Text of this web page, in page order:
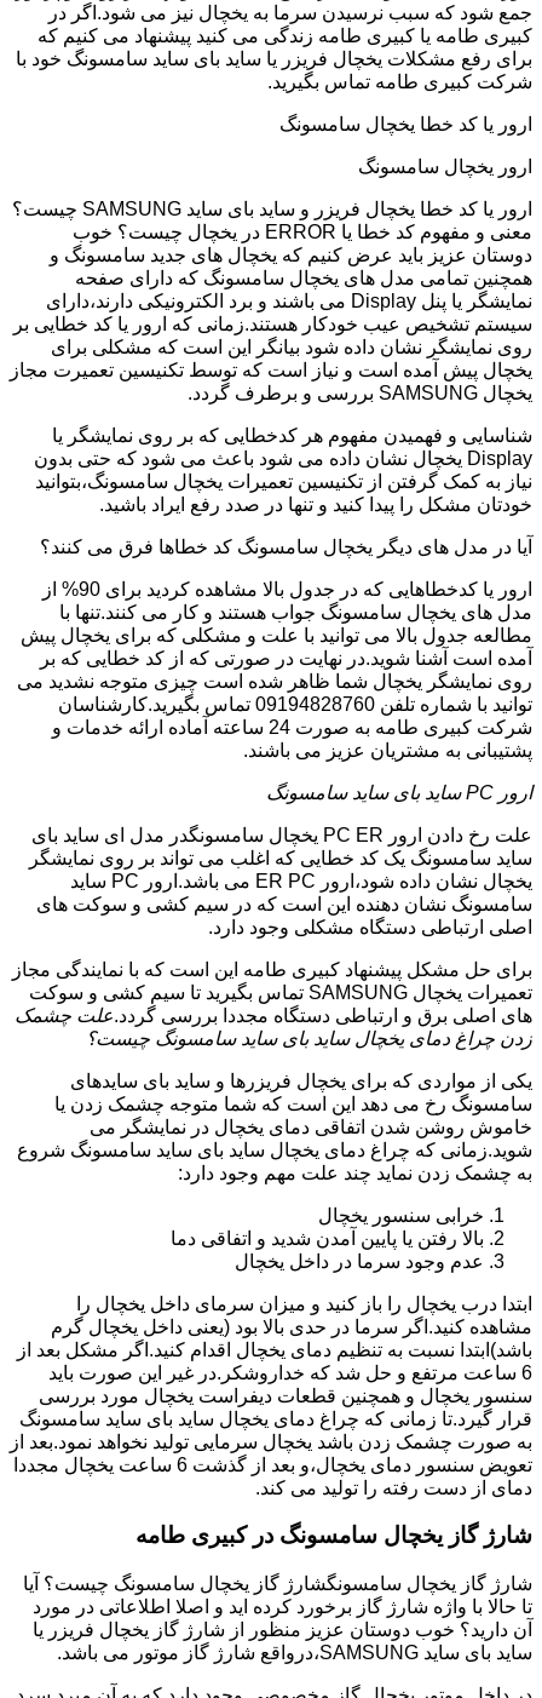
جمع شود که سبب نرسیدن سرما به یخچال نیز می شود.اگر در
کبیری طامه یا کبیری طامه زندگی می کنید پیشنهاد می کنیم که
برای رفع مشکلات یخچال فریزر یا ساید بای ساید سامسونگ خود با
شرکت کبیری طامه تماس بگیرید.
ارور یا کد خطا یخچال سامسونگ
ارور یخچال سامسونگ
ارور یا کد خطا یخچال فریزر و ساید بای ساید SAMSUNG چیست؟
معنی و مفهوم کد خطا یا ERROR در یخچال چیست؟ خوب
دوستان عزیز باید عرض کنیم که یخچال های جدید سامسونگ و
همچنین تمامی مدل های یخچال سامسونگ که دارای صفحه
نمایشگر یا پنل Display می باشند و برد الکترونیکی دارند،دارای
سیستم تشخیص عیب خودکار هستند.زمانی که ارور یا کد خطایی بر
روی نمایشگر نشان داده شود بیانگر این است که مشکلی برای
یخچال پیش آمده است و نیاز است که توسط تکنیسین تعمیرت مجاز
یخچال SAMSUNG بررسی و برطرف گردد.
شناسایی و فهمیدن مفهوم هر کدخطایی که بر روی نمایشگر یا
Display یخچال نشان داده می شود باعث می شود که حتی بدون
نیاز به کمک گرفتن از تکنیسین تعمیرات یخچال سامسونگ،بتوانید
خودتان مشکل را پیدا کنید و تنها در صدد رفع ایراد باشید.
آیا در مدل های دیگر یخچال سامسونگ کد خطاها فرق می کنند؟
ارور یا کدخطاهایی که در جدول بالا مشاهده کردید برای 90% از
مدل های یخچال سامسونگ جواب هستند و کار می کنند.تنها با
مطالعه جدول بالا می توانید با علت و مشکلی که برای یخچال پیش
آمده است آشنا شوید.در نهایت در صورتی که از کد خطایی که بر
روی نمایشگر یخچال شما ظاهر شده است چیزی متوجه نشدید می
توانید با شماره تلفن 09194828760 تماس بگیرید.کارشناسان
شرکت کبیری طامه به صورت 24 ساعته آماده ارائه خدمات و
پشتیبانی به مشتریان عزیز می باشند.
ارور PC ساید بای ساید سامسونگ
علت رخ دادن ارور PC ER یخچال سامسونگدر مدل ای ساید بای
ساید سامسونگ یک کد خطایی که اغلب می تواند بر روی نمایشگر
یخچال نشان داده شود،ارور ER PC می باشد.ارور PC ساید
سامسونگ نشان دهنده این است که در سیم کشی و سوکت های
اصلی ارتباطی دستگاه مشکلی وجود دارد.
برای حل مشکل پیشنهاد کبیری طامه این است که با نمایندگی مجاز
تعمیرات یخچال SAMSUNG تماس بگیرید تا سیم کشی و سوکت
های اصلی برق و ارتباطی دستگاه مجددا بررسی گردد.علت چشمک
زدن چراغ دمای یخچال ساید بای ساید سامسونگ چیست؟
یکی از مواردی که برای یخچال فریزرها و ساید بای سایدهای
سامسونگ رخ می دهد این است که شما متوجه چشمک زدن یا
خاموش روشن شدن اتفاقی دمای یخچال در نمایشگر می
شوید.زمانی که چراغ دمای یخچال ساید بای ساید سامسونگ شروع
به چشمک زدن نماید چند علت مهم وجود دارد:
خرابی سنسور یخچال
بالا رفتن یا پایین آمدن شدید و اتفاقی دما
عدم وجود سرما در داخل یخچال
ابتدا درب یخچال را باز کنید و میزان سرمای داخل یخچال را
مشاهده کنید.اگر سرما در حدی بالا بود (یعنی داخل یخچال گرم
باشد)ابتدا نسبت به تنظیم دمای یخچال اقدام کنید.اگر مشکل بعد از
6 ساعت مرتفع و حل شد که خداروشکر.در غیر این صورت باید
سنسور یخچال و همچنین قطعات دیفراست یخچال مورد بررسی
قرار گیرد.تا زمانی که چراغ دمای یخچال ساید بای ساید سامسونگ
به صورت چشمک زدن باشد یخچال سرمایی تولید نخواهد نمود.بعد از
تعویض سنسور دمای یخچال،و بعد از گذشت 6 ساعت یخچال مجددا
دمای از دست رفته را تولید می کند.
شارژ گاز یخچال سامسونگ در کبیری طامه
شارژ گاز یخچال سامسونگشارژ گاز یخچال سامسونگ چیست؟ آیا
تا حالا با واژه شارژ گاز برخورد کرده اید و اصلا اطلاعاتی در مورد
آن دارید؟ خوب دوستان عزیز منظور از شارژ گاز یخچال فریزر یا
ساید بای ساید SAMSUNG،درواقع شارژ گاز موتور می باشد.